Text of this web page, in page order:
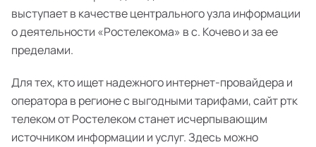
выступает в качестве центрального узла информации
о деятельности «Ростелекома» в с. Кочево и за ее
пределами.
Для тех, кто ищет надежного интернет-провайдера и
оператора в регионе с выгодными тарифами, сайт ртк
телеком от Ростелеком станет исчерпывающим
источником информации и услуг. Здесь можно